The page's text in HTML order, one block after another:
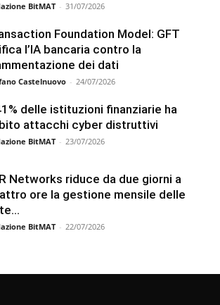
BitMAT - 31/07/2026
Foundation Model: GFT
l’IA bancaria contro la
dei dati
Castelnuovo - 24/07/2026
delle istituzioni finanziarie ha
attacchi cyber distruttivi
BitMAT - 23/07/2026
Networks riduce da due giorni a
ore la gestione mensile delle
BitMAT - 22/07/2026